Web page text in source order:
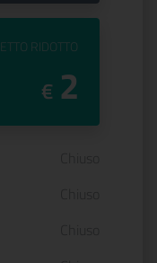
DELRIDOTTO
€ 2